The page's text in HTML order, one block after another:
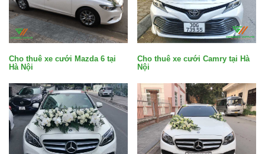
Cho thuê xe cưới Mazda 6 tại
Hà Nội
Cho thuê xe cưới Camry tại Hà
Nội